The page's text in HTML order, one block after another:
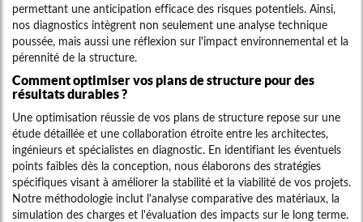
permettant une anticipation efficace des risques potentiels. Ainsi,
nos diagnostics intègrent non seulement une analyse technique
poussée, mais aussi une réflexion sur l'impact environnemental et la
pérennité de la structure.
Comment optimiser vos plans de structure pour des
résultats durables ?
Une optimisation réussie de vos plans de structure repose sur une
étude détaillée et une collaboration étroite entre les architectes,
ingénieurs et spécialistes en diagnostic. En identifiant les éventuels
points faibles dès la conception, nous élaborons des stratégies
spécifiques visant à améliorer la stabilité et la viabilité de vos projets.
Notre méthodologie inclut l'analyse comparative des matériaux, la
simulation des charges et l'évaluation des impacts sur le long terme.